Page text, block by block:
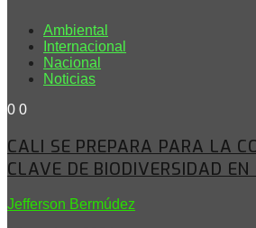
Ambiental
Internacional
Nacional
Noticias
0 0
CALI SE PREPARA PARA LA
CLAVE DE BIODIVERSIDAD
Jefferson Bermúdez